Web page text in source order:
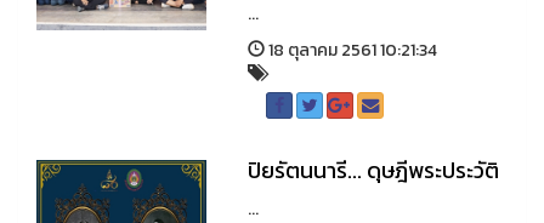
...
18 ตุลาคม 2561 10:21:34
ปิยรัตนนารี... ดุษฎีพระประวัติ
...